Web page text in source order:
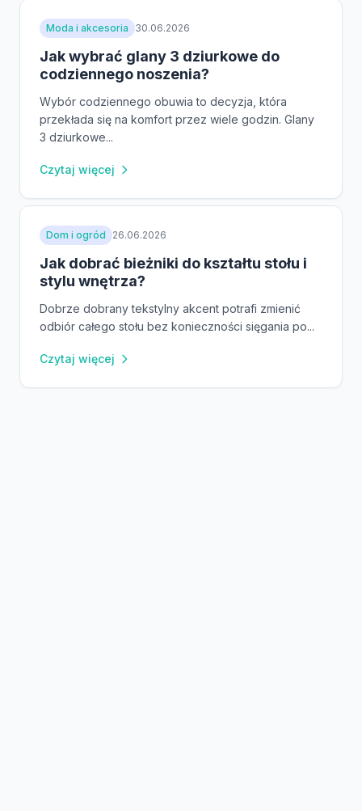
Moda i akcesoria 30.06.2026
Jak wybrać glany 3 dziurkowe do
codziennego noszenia?
Wybór codziennego obuwia to decyzja, która
przekłada się na komfort przez wiele godzin. Glany
3 dziurkowe...
Czytaj więcej
Dom i ogród 26.06.2026
Jak dobrać bieżniki do kształtu stołu i
stylu wnętrza?
Dobrze dobrany tekstylny akcent potrafi zmienić
odbiór całego stołu bez konieczności sięgania po...
Czytaj więcej